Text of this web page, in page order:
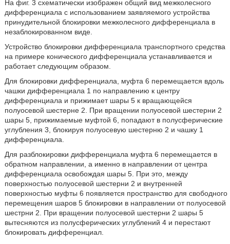
На фиг. 3 схематически изображен общий вид межколесного
дифференциала с использованием заявляемого устройства
принудительной блокировки межколесного дифференциала в
незаблокированном виде.
Устройство блокировки дифференциала транспортного средства
на примере конического дифференциала устанавливается и
работает следующим образом.
Для блокировки дифференциала, муфта 6 перемещается вдоль
чашки дифференциала 1 по направлению к центру
дифференциала и прижимает шары 5 к вращающейся
полуосевой шестерне 2. При вращении полуосевой шестерни 2
шары 5, прижимаемые муфтой 6, попадают в полусферические
углубления 3, блокируя полуосевую шестерню 2 и чашку 1
дифференциала.
Для разблокировки дифференциала муфта 6 перемещается в
обратном направлении, а именно в направлении от центра
дифференциала освобождая шары 5. При это, между
поверхностью полуосевой шестерни 2 и внутренней
поверхностью муфты 6 появляется пространство для свободного
перемещения шаров 5 блокировки в направлении от полуосевой
шестрни 2. При вращении полуосевой шестерни 2 шары 5
вытесняются из полусферических углублений 4 и перестают
блокировать дифференциал.